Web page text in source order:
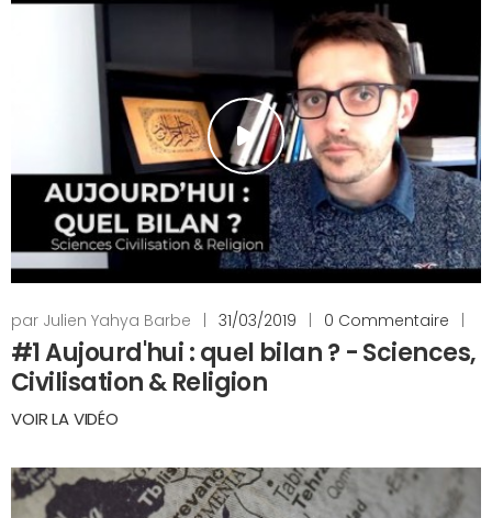
par Julien Yahya Barbe | 31/03/2019 | 0 Commentaire |
#1 Aujourd'hui : quel bilan ? - Sciences,
Civilisation & Religion
VOIR LA VIDÉO